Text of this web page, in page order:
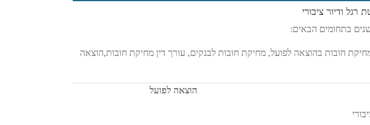
ודיור ציבורי
בתחומים הבאים:
חובות בהוצאה לפועל, מחיקת חובות לבנקים, עורך דין מחיקת חובות,הוצאה
הוצאה לפועל